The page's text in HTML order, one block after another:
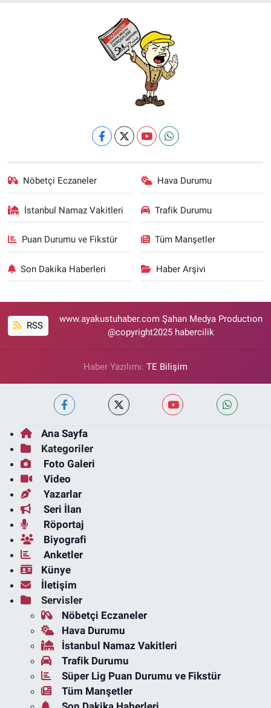
Nöbetçi Eczaneler Hava Durumu
İstanbul Namaz Vakitleri Trafik Durumu
Puan Durumu ve Fikstür Tüm Manşetler
Son Dakika Haberleri Haber Arşivi
RSS
www.ayakustuhaber.com Şahan Medya Productıon
@copyright2025 habercilik
Haber Yazılımı: TE Bilişim
Ana Sayfa
Kategoriler
Foto Galeri
Video
Yazarlar
Seri İlan
Röportaj
Biyografi
Anketler
Künye
İletişim
Servisler
Nöbetçi Eczaneler
Hava Durumu
İstanbul Namaz Vakitleri
Trafik Durumu
Süper Lig Puan Durumu ve Fikstür
Tüm Manşetler